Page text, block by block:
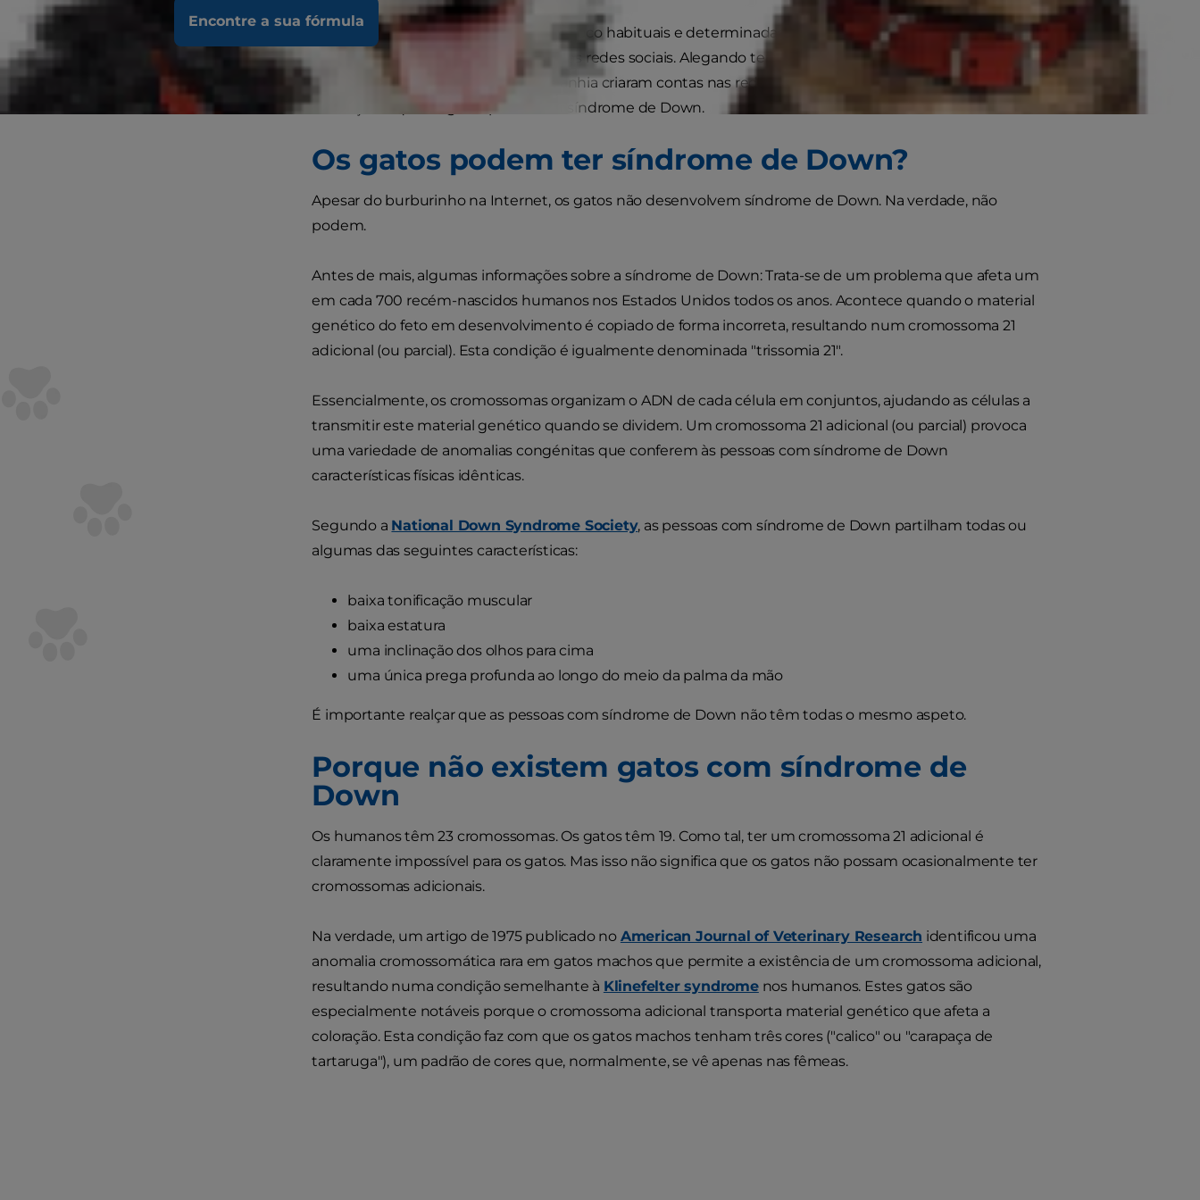
Encontre a sua fórmula
Os gatos com características faciais pouco habituais e determinadas anomalias de comportamento
tornaram-se populares em círculos das redes sociais. Alegando ter um "gato com síndrome de Down",
alguns tutores de animais de companhia criaram contas nas redes sociais para esses gatos, alimentando
a crença de que os gatos podem ter síndrome de Down.
Os gatos podem ter síndrome de Down?
Apesar do burburinho na Internet, os gatos não desenvolvem síndrome de Down. Na verdade, não
podem.
Antes de mais, algumas informações sobre a síndrome de Down: Trata-se de um problema que afeta um
em cada 700 recém-nascidos humanos nos Estados Unidos todos os anos. Acontece quando o material
genético do feto em desenvolvimento é copiado de forma incorreta, resultando num cromossoma 21
adicional (ou parcial). Esta condição é igualmente denominada "trissomia 21".
Essencialmente, os cromossomas organizam o ADN de cada célula em conjuntos, ajudando as células a
transmitir este material genético quando se dividem. Um cromossoma 21 adicional (ou parcial) provoca
uma variedade de anomalias congénitas que conferem às pessoas com síndrome de Down
características físicas idênticas.
Segundo a National Down Syndrome Society, as pessoas com síndrome de Down partilham todas ou
algumas das seguintes características:
baixa tonificação muscular
baixa estatura
uma inclinação dos olhos para cima
uma única prega profunda ao longo do meio da palma da mão
É importante realçar que as pessoas com síndrome de Down não têm todas o mesmo aspeto.
Porque não existem gatos com síndrome de
Down
Os humanos têm 23 cromossomas. Os gatos têm 19. Como tal, ter um cromossoma 21 adicional é
claramente impossível para os gatos. Mas isso não significa que os gatos não possam ocasionalmente ter
cromossomas adicionais.
Na verdade, um artigo de 1975 publicado no American Journal of Veterinary Research identificou uma
anomalia cromossomática rara em gatos machos que permite a existência de um cromossoma adicional,
resultando numa condição semelhante à Klinefelter syndromenos humanos. Estes gatos são
especialmente notáveis porque o cromossoma adicional transporta material genético que afeta a
coloração. Esta condição faz com que os gatos machos tenham três cores ("calico" ou "carapaça de
tartaruga"), um padrão de cores que, normalmente, se vê apenas nas fêmeas.